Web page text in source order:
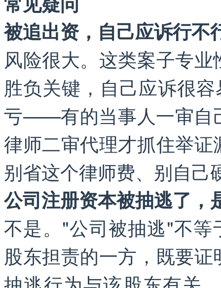
被追出资，自己应诉行不
风险很大。这类案子专
胜负关键，自己应诉很
亏——有的当事人一审自
律师二审代理才抓住举
别省这个律师费、别自己
公司注册资本被抽逃了，
不是。"公司被抽逃"不
股东担责的一方，既要